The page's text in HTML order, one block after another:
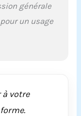
générale
un usage
à votre